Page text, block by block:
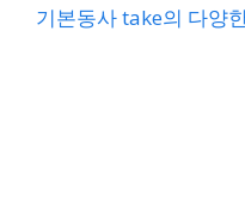
기본동사 take의 다양